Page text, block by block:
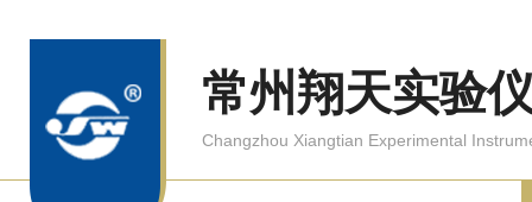
常州翔天实验
Changzhou Xiangtian Experimental